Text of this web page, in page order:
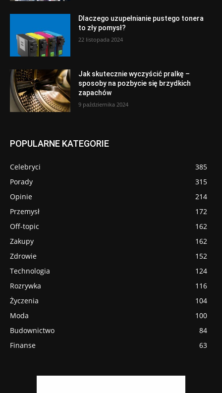
Dlaczego uzupełnianie pustego tonera
to zły pomysł?
22 listopada 2024
Jak skutecznie wyczyścić pralkę –
sposoby na pozbycie się brzydkich
zapachów
9 października 2024
POPULARNE KATEGORIE
Celebryci
385
Porady
315
Opinie
214
Przemysł
172
Off-topic
162
Zakupy
162
Zdrowie
152
Technologia
124
Rozrywka
116
Życzenia
104
Moda
100
Budownictwo
84
Finanse
63